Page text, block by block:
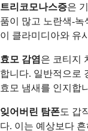
트리코모나스증은
품이 많고 노란색-
이 클라미디아와 유
효모 감염은 코티지
합니다. 일반적으로
효모 냄새를 인지합
잊어버린 탐폰도 갑
다. 이는 예상보다